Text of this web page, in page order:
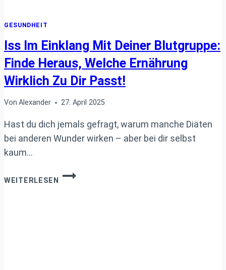
GESUNDHEIT
Iss Im Einklang Mit Deiner Blutgruppe:
Finde Heraus, Welche Ernährung
Wirklich Zu Dir Passt!
Von Alexander 27. April 2025
Hast du dich jemals gefragt, warum manche Diäten
bei anderen Wunder wirken – aber bei dir selbst
kaum…
WEITERLESEN
ISS